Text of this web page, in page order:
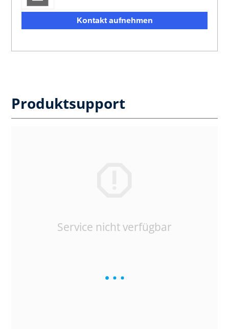
Kontakt aufnehmen
Produktsupport
Service nicht verfügbar